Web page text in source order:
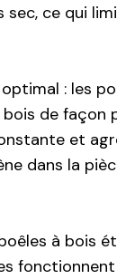
ce qui
: les
de façon
et
dans la
à bois